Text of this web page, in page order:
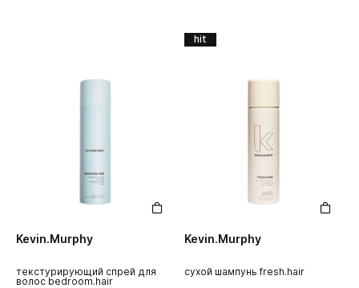
Kevin.Murphy
текстурирующий спрей для
волос bedroom.hair
hit
Kevin.Murphy
сухой шампунь fresh.hair